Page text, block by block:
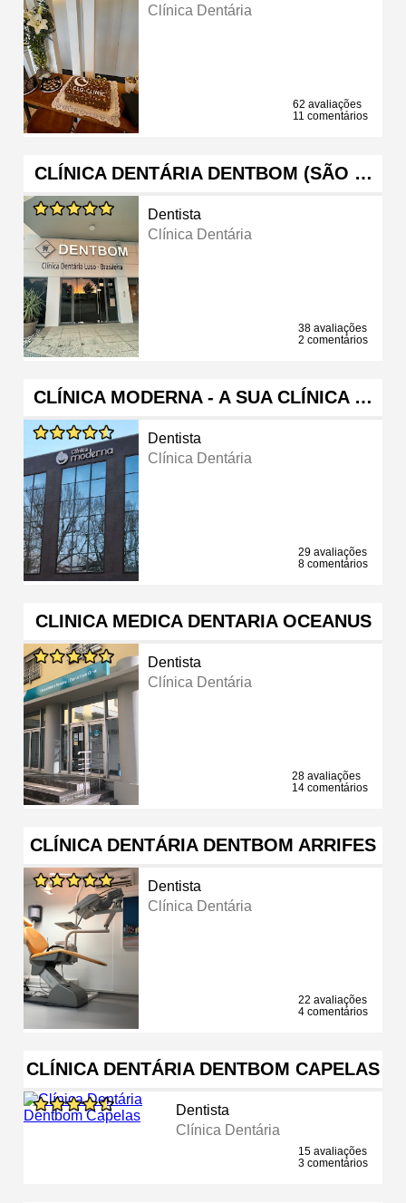
Clínica Dentária
62 avaliações
11 comentários
CLÍNICA DENTÁRIA DENTBOM (SÃO …
Dentista
Clínica Dentária
38 avaliações
2 comentários
CLÍNICA MODERNA - A SUA CLÍNICA …
Dentista
Clínica Dentária
29 avaliações
8 comentários
CLINICA MEDICA DENTARIA OCEANUS
Dentista
Clínica Dentária
28 avaliações
14 comentários
CLÍNICA DENTÁRIA DENTBOM ARRIFES
Dentista
Clínica Dentária
22 avaliações
4 comentários
CLÍNICA DENTÁRIA DENTBOM CAPELAS
Dentista
Clínica Dentária
15 avaliações
3 comentários